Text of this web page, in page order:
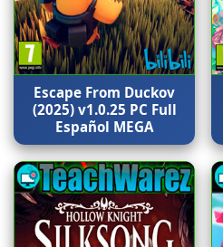
Escape From Duckov
(2025) v1.0.25 PC Full
Español MEGA